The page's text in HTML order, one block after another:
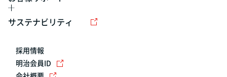
サステナビリティ
採用情報
明治会員ID